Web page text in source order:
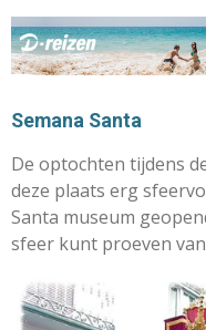
Semana Santa
De optochten tijdens
deze plaats erg
Santa museum
sfeer kunt proeven